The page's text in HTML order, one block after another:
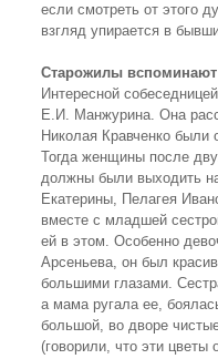
если смотреть от этого
взгляд упирается в
Старожилы вспоминают
Интересной
Е.И. Манжурина. Она
Николая Кравченко
Тогда женщины после
должны были выходить
Екатерины, Пелагея
вместе с младшей
ей в этом. Особенно
Арсеньева, он был
большими глазами.
а мама ругала ее,
большой, во дворе
(говорили, что эти цветы